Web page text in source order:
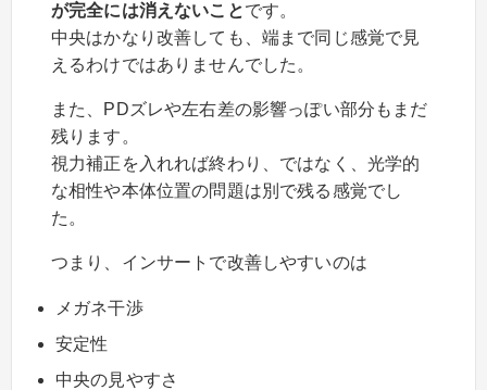
が完全には消えないことです。
中央はかなり改善しても、端まで同じ感覚で見
えるわけではありませんでした。
また、PDズレや左右差の影響っぽい部分もまだ
残ります。
視力補正を入れれば終わり、ではなく、光学的
な相性や本体位置の問題は別で残る感覚でし
た。
つまり、インサートで改善しやすいのは
メガネ干渉
安定性
中央の見やすさ